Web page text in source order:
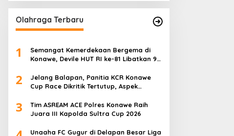
Olahraga Terbaru
1
Semangat Kemerdekaan Bergema di
Konawe, Devile HUT RI ke-81 Libatkan 98
2
Jelang Balapan, Panitia KCR Konawe
Cup Race Dikritik Tertutup, Aspek
3
Tim ASREAM ACE Polres Konawe Raih
Juara III Kapolda Sultra Cup 2026
Unaaha FC Gugur di Delapan Besar Liga